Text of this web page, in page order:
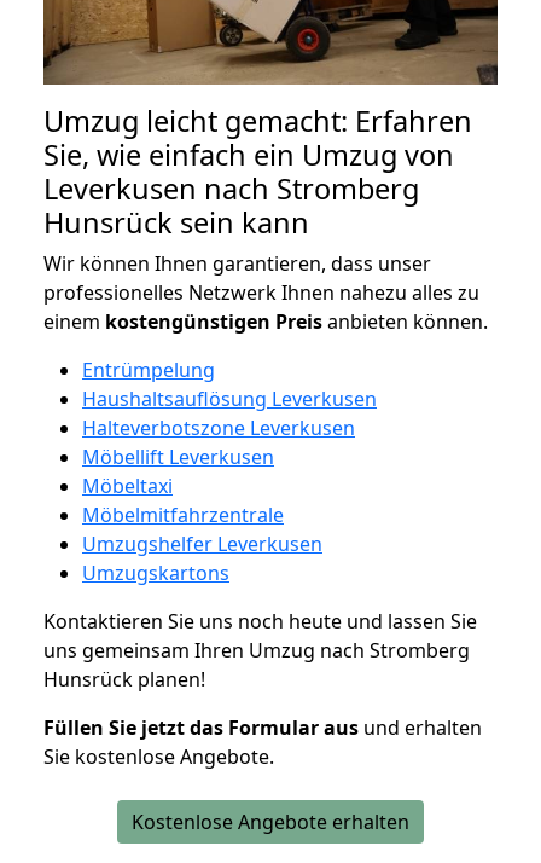
Umzug leicht gemacht: Erfahren
Sie, wie einfach ein Umzug von
Leverkusen nach Stromberg
Hunsrück sein kann
Wir können Ihnen garantieren, dass unser
professionelles Netzwerk Ihnen nahezu alles zu
einem kostengünstigen Preisanbieten können.
Entrümpelung
Haushaltsauflösung Leverkusen
Halteverbotszone Leverkusen
Möbellift Leverkusen
Möbeltaxi
Möbelmitfahrzentrale
Umzugshelfer Leverkusen
Umzugskartons
Kontaktieren Sie uns noch heute und lassen Sie
uns gemeinsam Ihren Umzug nach Stromberg
Hunsrück planen!
Füllen Sie jetzt das Formular aus und erhalten
Sie kostenlose Angebote.
Kostenlose Angebote erhalten